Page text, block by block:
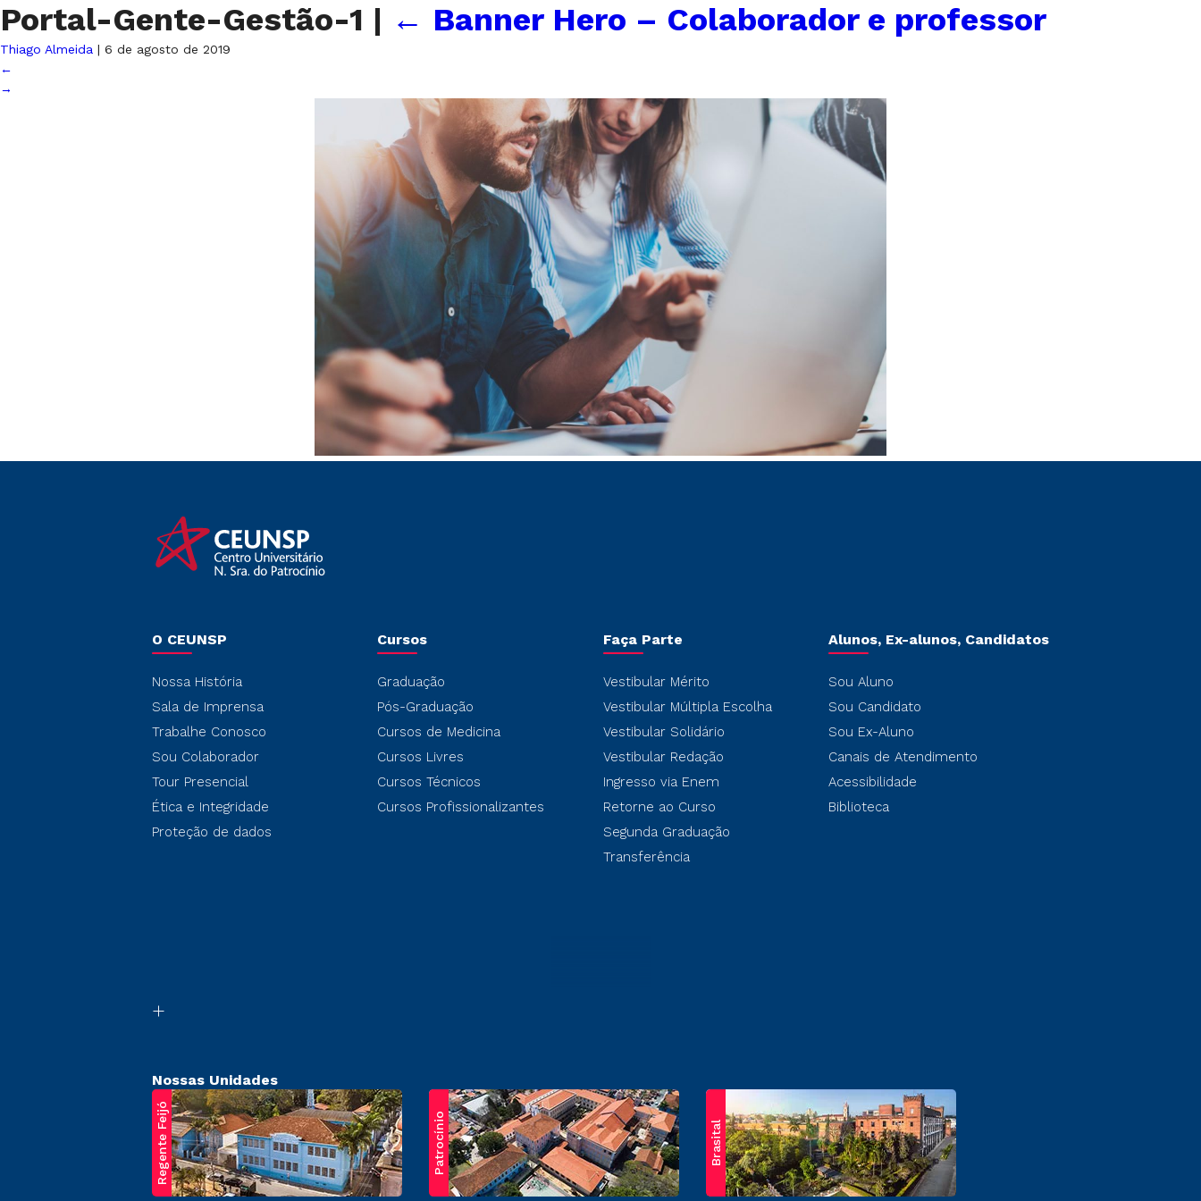
Portal-Gente-Gestão-1 | ← Banner Hero – Colaborador e professor
Thiago Almeida | 6 de agosto de 2019
←
→
O CEUNSP
Nossa História
Sala de Imprensa
Trabalhe Conosco
Sou Colaborador
Tour Presencial
Ética e Integridade
Proteção de dados
Cursos
Graduação
Pós-Graduação
Cursos de Medicina
Cursos Livres
Cursos Técnicos
Cursos Profissionalizantes
Faça Parte
Vestibular Mérito
Vestibular Múltipla Escolha
Vestibular Solidário
Vestibular Redação
Ingresso via Enem
Retorne ao Curso
Segunda Graduação
Transferência
Alunos, Ex-alunos, Candidatos
Sou Aluno
Sou Candidato
Sou Ex-Aluno
Canais de Atendimento
Acessibilidade
Biblioteca
Nossas Unidades
Regente Feijó Patrocínio Brasital